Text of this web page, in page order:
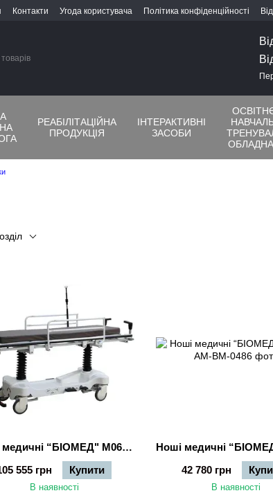
Контакти Угода користувача Політика конфіденційності
РЕАБІЛІТАЦІЙНА
ПРОДУКЦІЯ
ІНТЕРАКТИВНІ
ЗАСОБИ
Ноші медичні “БІОМЕД" M06 (ліжко-каталка)
555 грн
Купити
В наявності
42 780 грн
В наявності